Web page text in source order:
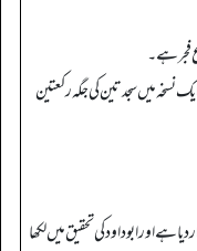
فجر ہے۔
نسخہ میں سجدتین کی جگہ رکعتین
اور ابوداود کی تحقیق میں لکھا